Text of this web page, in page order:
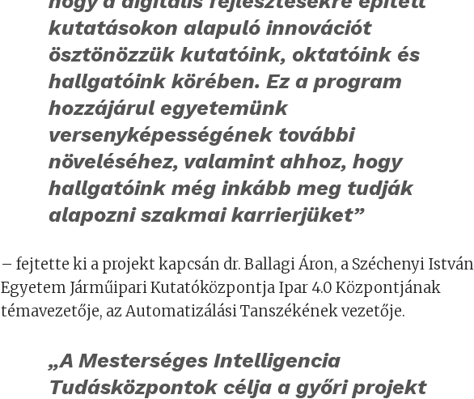
kutatásokon alapuló innovációt
ösztönözzük kutatóink, oktatóink és
hallgatóink körében. Ez a program
hozzájárul egyetemünk
versenyképességének további
növeléséhez, valamint ahhoz, hogy
hallgatóink még inkább meg tudják
alapozni szakmai karrierjüket”
– fejtette ki a projekt kapcsán dr. Ballagi Áron, a Széchenyi István
Egyetem Járműipari Kutatóközpontja Ipar 4.0 Központjának
témavezetője, az Automatizálási Tanszékének vezetője.
„A Mesterséges Intelligencia
Tudásközpontok célja a győri projekt